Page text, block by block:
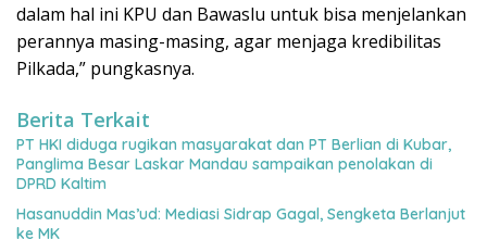
dalam hal ini KPU dan Bawaslu untuk bisa menjelankan
perannya masing-masing, agar menjaga kredibilitas
Pilkada,” pungkasnya.
Berita Terkait
PT HKI diduga rugikan masyarakat dan PT Berlian di Kubar,
Panglima Besar Laskar Mandau sampaikan penolakan di
DPRD Kaltim
Hasanuddin Mas’ud: Mediasi Sidrap Gagal, Sengketa Berlanjut
ke MK